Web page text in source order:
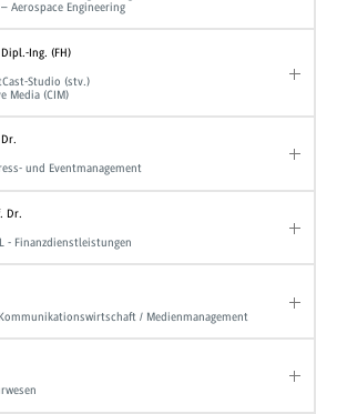
Aerospace Engineering
Ing. (FH)
Studio (stv.)
Media (CIM)
und Eventmanagement
Dr.
- Finanzdienstleistungen
/ Medienmanagement